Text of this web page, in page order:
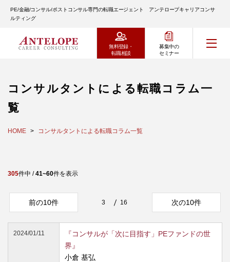
PE/金融/コンサル/ポストコンサル専門の転職エージェント アンテロープキャリアコンサ
ルティング
無料登録・
転職相談
募集中の
セミナー
コンサルタントによる転職コラム一
覧
HOME コンサルタントによる転職コラム一覧
305件中 /41~60件を表示
前の10件 3 16 次の10件
2024/01/11
『コンサルが「次に目指す」PEファンドの世
界』
小倉 基弘